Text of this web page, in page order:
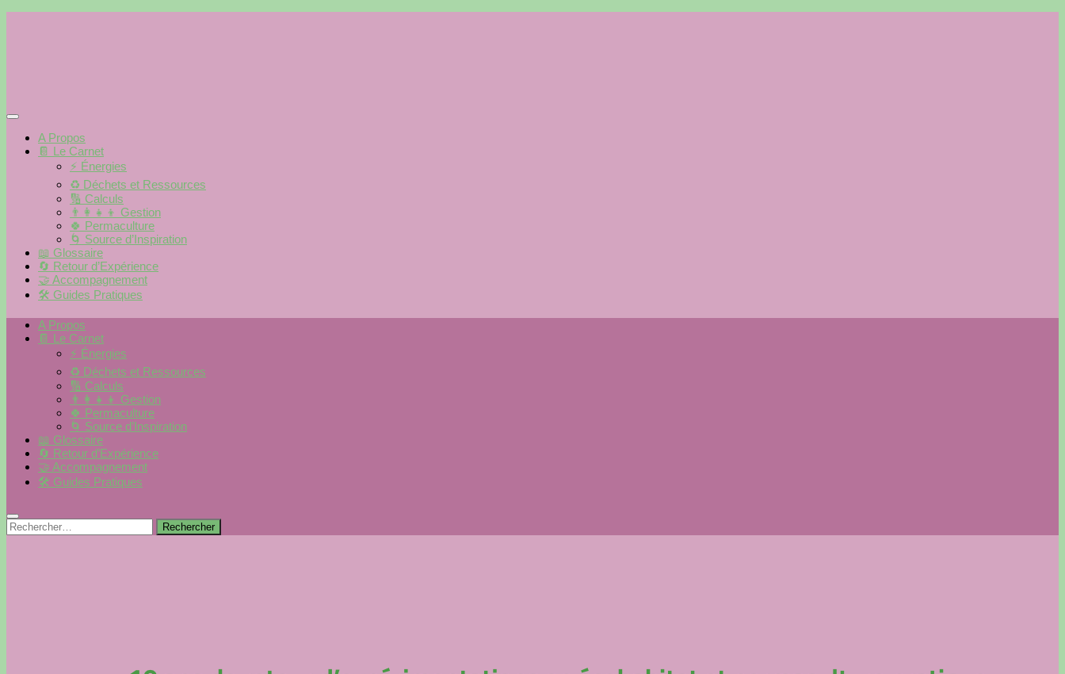
A Propos
📔 Le Carnet
⚡️ Énergies
♻️ Déchets et Ressources
🔢 Calculs
👨‍👩‍👧‍👦 Gestion
🍀 Permaculture
🌀 Source d’Inspiration
📖 Glossaire
🔄 Retour d’Expérience
🤝 Accompagnement
🛠 Guides Pratiques
A Propos
📔 Le Carnet
⚡️ Énergies
♻️ Déchets et Ressources
🔢 Calculs
👨‍👩‍👧‍👦 Gestion
🍀 Permaculture
🌀 Source d’Inspiration
📖 Glossaire
🔄 Retour d’Expérience
🤝 Accompagnement
🛠 Guides Pratiques
Rechercher :